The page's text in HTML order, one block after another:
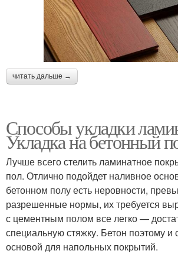
читать дальше →
Способы укладки
Укладка на бетонный
Лучше всего стелить ламинатное
пол. Отлично подойдет наливное
бетонном полу есть неровности,
разрешенные нормы, их требуется
с цементным полом все легко —
специальную стяжку. Бетон поэтому и
основой для напольных покрытий.